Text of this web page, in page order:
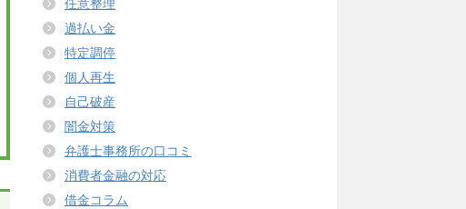
任意整理
過払い金
特定調停
個人再生
自己破産
闇金対策
弁護士事務所の口コミ
消費者金融の対応
借金コラム